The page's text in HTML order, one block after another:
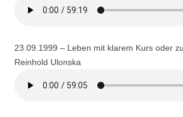
23.09.1999 – Leben mit klarem Kurs oder
Reinhold Ulonska